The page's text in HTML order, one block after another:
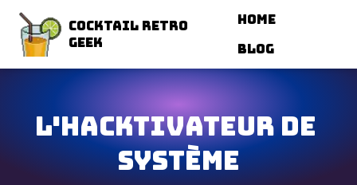
Cocktail Retro
Geek
Home
Blog
L'Hacktivateur de
Système